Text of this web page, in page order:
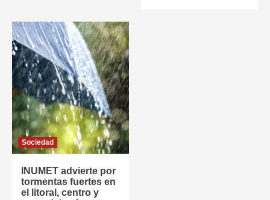
Sociedad
INUMET advierte por
tormentas fuertes en
el litoral, centro y